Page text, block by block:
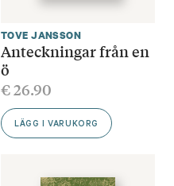
TOVE JANSSON
Anteckningar från en
ö
€26.90
LÄGG I VARUKORG